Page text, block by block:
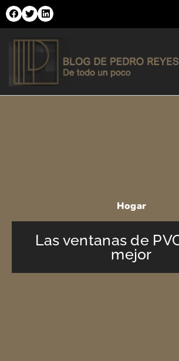
al
contenido
Hogar
Las ventanas de
mejor